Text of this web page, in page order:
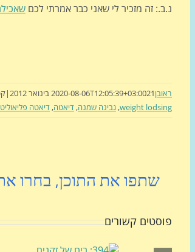
נ.ב.: זה מזכיר לי שאני כבר אמרתי לכם
ראובן 2020-08-06T12:05:39+03:0021 בינואר 2012 |
weight lodsing
, גבינה שמנה, דיאטה, דיאטה
שתפו את התוכן, בחרו
פוסטים קשורים